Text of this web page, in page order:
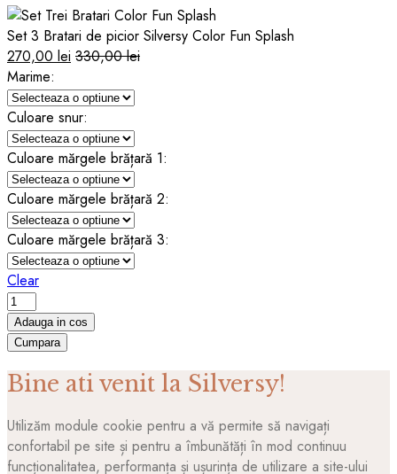
Set 3 Bratari de picior Silversy Color Fun Splash
270,00 lei 330,00lei
Marime:
Culoare snur:
Culoare mărgele brățară 1:
Culoare mărgele brățară 2:
Culoare mărgele brățară 3:
Clear
Set
3
Bratari
picior
Color
Fun
Splash
Adauga in cos
Cumpara
Bine ati venit la Silversy!
Utilizăm module cookie pentru a vă permite să navigați
confortabil pe site și pentru a îmbunătăți în mod continuu
funcționalitatea, performanța și ușurința de utilizare a site-ului